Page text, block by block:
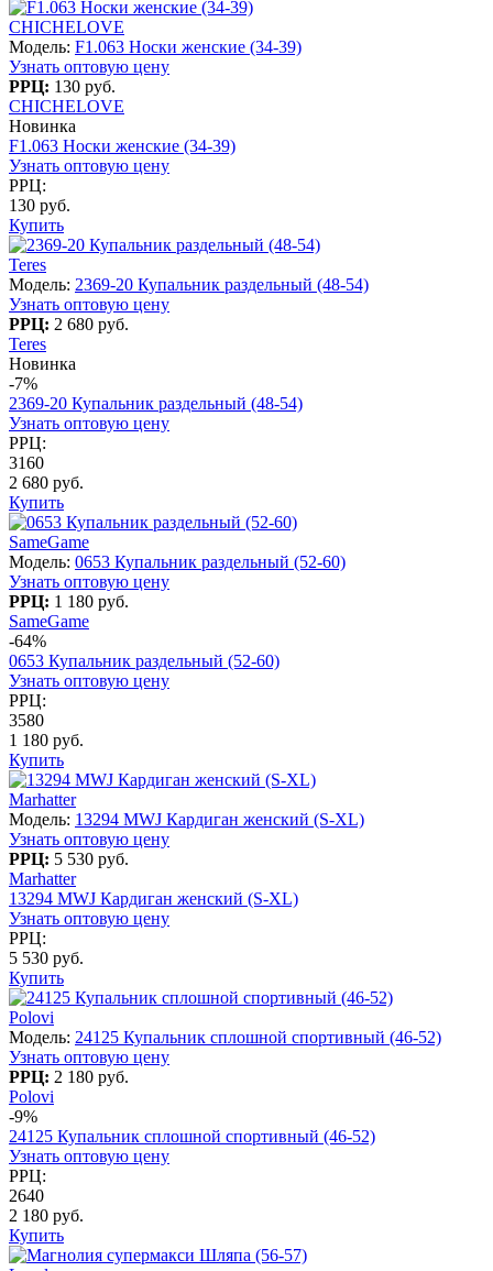
CHICHELOVE
Модель: F1.063 Носки женские (34-39)
Узнать оптовую цену
РРЦ: 130 руб.
CHICHELOVE
Новинка
F1.063 Носки женские (34-39)
Узнать оптовую цену
РРЦ:
130 руб.
Купить
Teres
Модель: 2369-20 Купальник раздельный (48-54)
Узнать оптовую цену
РРЦ: 2 680 руб.
Teres
Новинка
-7%
2369-20 Купальник раздельный (48-54)
Узнать оптовую цену
РРЦ:
3160
2 680 руб.
Купить
SameGame
Модель: 0653 Купальник раздельный (52-60)
Узнать оптовую цену
РРЦ: 1 180 руб.
SameGame
-64%
0653 Купальник раздельный (52-60)
Узнать оптовую цену
РРЦ:
3580
1 180 руб.
Купить
Marhatter
Модель: 13294 MWJ Кардиган женский (S-XL)
Узнать оптовую цену
РРЦ: 5 530 руб.
Marhatter
13294 MWJ Кардиган женский (S-XL)
Узнать оптовую цену
РРЦ:
5 530 руб.
Купить
Polovi
Модель: 24125 Купальник сплошной спортивный (46-52)
Узнать оптовую цену
РРЦ: 2 180 руб.
Polovi
-9%
24125 Купальник сплошной спортивный (46-52)
Узнать оптовую цену
РРЦ:
2640
2 180 руб.
Купить